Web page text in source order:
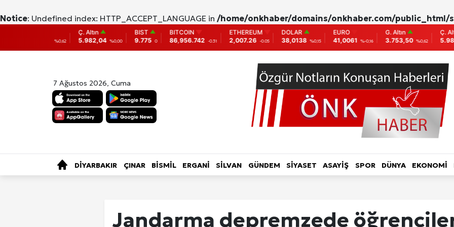
Notice: Undefined index: HTTP_ACCEPT_LANGUAGE in /home/onkhaber/domains/onkhaber.com/public_html/
%0,00
BIST
9.775 0
BITCOIN
86,956.742
-0.31
ETHEREUM
2,007.26
-0.05
DOLAR
38,0138 %0,15
EURO
41,0061 %-0,16
G. Altın
3.753,50
%0,62
Ç. Altın
5.982,04
%0,00
7 Ağustos 2026, Cuma
DİYARBAKIR ÇINAR BİSMİL ERGANİ SİLVAN GÜNDEM SİYASET ASAYİŞ SPOR DÜNYA EKONOMİ
Jandarma depremzede
TOPLUM-YAŞAM KADIN
TÜRKİYE